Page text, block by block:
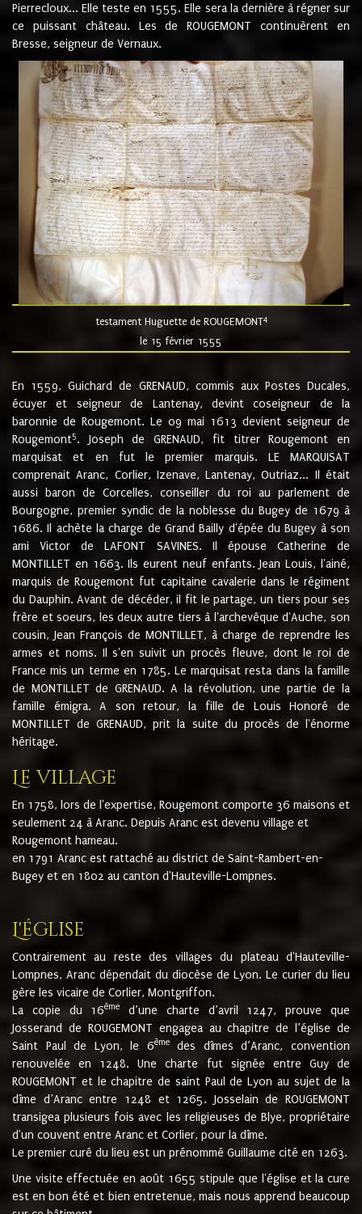
Pierrecloux... Elle teste en 1555. Elle sera la dernière à régner sur
ce puissant château. Les de ROUGEMONT continuèrent en
Bresse, seigneur de Vernaux.
testament Huguette de ROUGEMONT4
le 15 février 1555
En 1559, Guichard de GRENAUD, commis aux Postes Ducales,
écuyer et seigneur de Lantenay, devint coseigneur de la
baronnie de Rougemont. Le 09 mai 1613 devient seigneur de
Rougemont5. Joseph de GRENAUD, fit titrer Rougemont en
marquisat et en fut le premier marquis. LE MARQUISAT
comprenait Aranc, Corlier, Izenave, Lantenay, Outriaz... Il était
aussi baron de Corcelles, conseiller du roi au parlement de
Bourgogne, premier syndic de la noblesse du Bugey de 1679 à
1686. Il achète la charge de Grand Bailly d'épée du Bugey à son
ami Victor de LAFONT SAVINES. Il épouse Catherine de
MONTILLET en 1663. Ils eurent neuf enfants. Jean Louis, l'ainé,
marquis de Rougemont fut capitaine cavalerie dans le régiment
du Dauphin. Avant de décéder, il fit le partage, un tiers pour ses
frère et soeurs, les deux autre tiers à l'archevêque d'Auche, son
cousin, Jean François de MONTILLET, à charge de reprendre les
armes et noms. Il s'en suivit un procès fleuve, dont le roi de
France mis un terme en 1785. Le marquisat resta dans la famille
de MONTILLET de GRENAUD. A la révolution, une partie de la
famille émigra. A son retour, la fille de Louis Honoré de
MONTILLET de GRENAUD, prit la suite du procès de l'énorme
héritage.
Le village
En 1758, lors de l'expertise, Rougemont comporte 36 maisons et
seulement 24 à Aranc. Depuis Aranc est devenu village et
Rougemont hameau.
en 1791 Aranc est rattaché au district de Saint-Rambert-en-
Bugey et en 1802 au canton d'Hauteville-Lompnes.
L'église
Contrairement au reste des villages du plateau d'Hauteville-
Lompnes, Aranc dépendait du diocèse de Lyon. Le curier du lieu
gère les vicaire de Corlier, Montgriffon.
La copie du 16ème
d’une charte d’avril 1247, prouve que
Josserand de ROUGEMONT engagea au chapitre de l’église de
Saint Paul de Lyon, le 6èmedes dîmes d’Aranc, convention
renouvelée en 1248. Une charte fut signée entre Guy de
ROUGEMONT et le chapitre de saint Paul de Lyon au sujet de la
dîme d’Aranc entre 1248 et 1265. Josselain de ROUGEMONT
transigea plusieurs fois avec les religieuses de Blye, propriétaire
d'un couvent entre Aranc et Corlier, pour la dîme.
Le premier curé du lieu est un prénommé Guillaume cité en 1263.
Une visite effectuée en août 1655 stipule que l'église et la cure
est en bon été et bien entretenue, mais nous apprend beaucoup